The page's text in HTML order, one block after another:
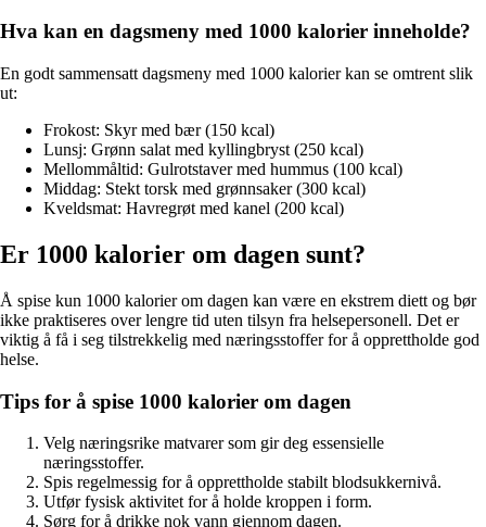
Hva kan en dagsmeny med 1000 kalorier inneholde?
En godt sammensatt dagsmeny med 1000 kalorier kan se omtrent slik
ut:
Frokost: Skyr med bær (150 kcal)
Lunsj: Grønn salat med kyllingbryst (250 kcal)
Mellommåltid: Gulrotstaver med hummus (100 kcal)
Middag: Stekt torsk med grønnsaker (300 kcal)
Kveldsmat: Havregrøt med kanel (200 kcal)
Er 1000 kalorier om dagen sunt?
Å spise kun 1000 kalorier om dagen kan være en ekstrem diett og bør
ikke praktiseres over lengre tid uten tilsyn fra helsepersonell. Det er
viktig å få i seg tilstrekkelig med næringsstoffer for å opprettholde god
helse.
Tips for å spise 1000 kalorier om dagen
Velg næringsrike matvarer som gir deg essensielle
næringsstoffer.
Spis regelmessig for å opprettholde stabilt blodsukkernivå.
Utfør fysisk aktivitet for å holde kroppen i form.
Sørg for å drikke nok vann gjennom dagen.